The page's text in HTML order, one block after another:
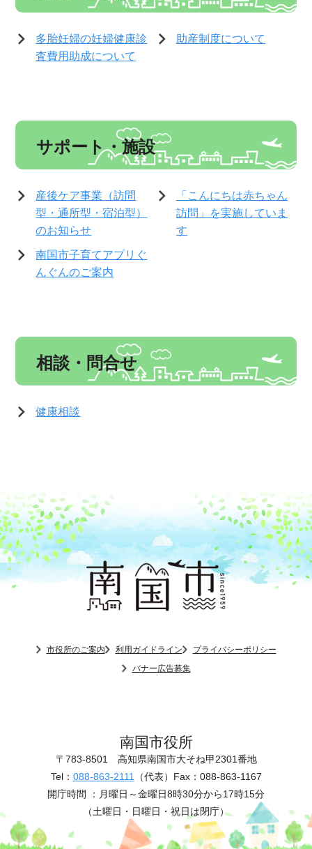
多胎妊婦の妊婦健康診
査費用助成について
助産制度について
サポート・施設
産後ケア事業（訪問
型・通所型・宿泊型）
のお知らせ
「こんにちは赤ちゃん
訪問」を実施していま
す
南国市子育てアプリぐ
んぐんのご案内
相談・問合せ
健康相談
市役所のご案内 利用ガイドライン
プライバシーポリシー
バナー広告募集
南国市役所
〒783-8501 高知県南国市大そね甲2301番地
Tel： 088-863-2111 （代表） Fax：088-863-1167
開庁時間 ： 月曜日～金曜日8時30分から17時15分
（土曜日・日曜日・祝日は閉庁）